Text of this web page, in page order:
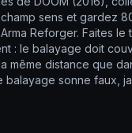
sens et gardez
Reforger. Faites le
: le balayage doit
même distance que
balayage sonne faux,